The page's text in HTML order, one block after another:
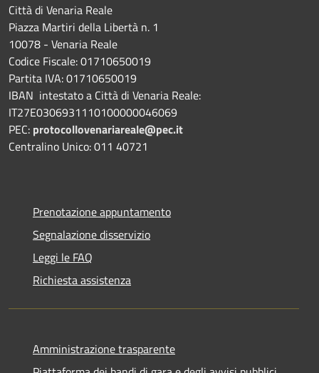
Città di Venaria Reale
Piazza Martiri della Libertà n. 1
10078 - Venaria Reale
Codice Fiscale: 01710650019
Partita IVA: 01710650019
IBAN intestato a Città di Venaria Reale:
IT27E0306931110100000046069
PEC: protocollovenariareale@pec.it
Centralino Unico: 011 40721
Prenotazione appuntamento
Segnalazione disservizio
Leggi le FAQ
Richiesta assistenza
Amministrazione trasparente